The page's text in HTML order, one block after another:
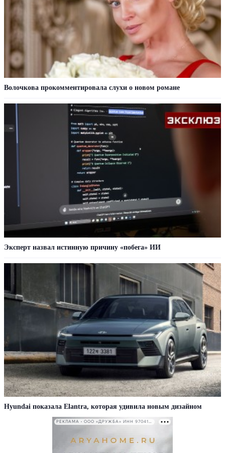
Волочкова прокомментировала слухи о новом романе
Эксперт назвал истинную причину «побега» ИИ
Hyundai показала Elantra, которая удивила новым дизайном
РЕКЛАМА • ООО «ДРУЖБА» ИНН 9704146411